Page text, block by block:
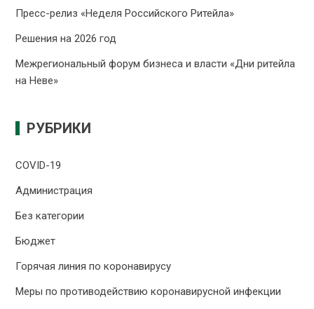
Пресс-релиз «Неделя Российского Ритейла»
Решения на 2026 год
Межрегиональный форум бизнеса и власти «Дни ритейла
на Неве»
РУБРИКИ
COVID-19
Администрация
Без категории
Бюджет
Горячая линия по коронавирусу
Меры по противодействию коронавирусной инфекции